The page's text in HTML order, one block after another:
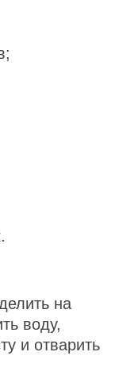
на
воду,
и отварить